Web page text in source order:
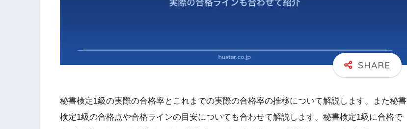
秘書検定1級の実際の合格率とこれまでの実際の合格率の推移について解説します。また秘書
検定1級の合格点や合格ラインの目安についても合わせて解説します。秘書検定1級に合格で